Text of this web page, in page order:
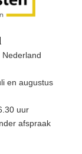
en augustus
uur
afspraak